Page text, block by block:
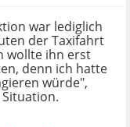
war lediglich
der Taxifahrt
wollte ihn erst
denn ich hatte
würde",